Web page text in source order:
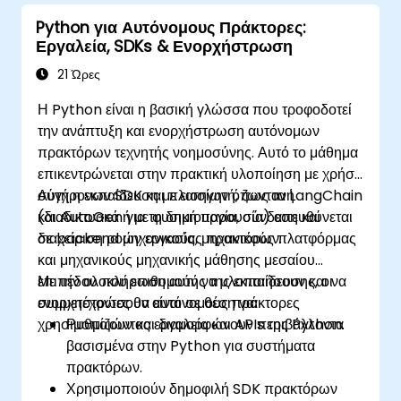
Python για Αυτόνομους Πράκτορες:
Εργαλεία, SDKs & Ενορχήστρωση
21 Ώρες
Η Python είναι η βασική γλώσσα που τροφοδοτεί
την ανάπτυξη και ενορχήστρωση αυτόνομων
πρακτόρων τεχνητής νοημοσύνης. Αυτό το μάθημα
επικεντρώνεται στην πρακτική υλοποίηση με χρήση
σύγχρονων SDK και πλαισίων όπως τα LangChain
και AutoGen για τη δημιουργία, σύνδεση και
διαχείριση ροών εργασίας πρακτόρων.
Αυτή η εκπαίδευση με εισηγητή, ζωντανή
(διαδικτυακά ή με φυσική παρουσία) απευθύνεται
σε backend μηχανικούς, μηχανικούς πλατφόρμας
και μηχανικούς μηχανικής μάθησης μεσαίου
επιπέδου που επιθυμούν να υλοποιήσουν και να
ενορχηστρώσουν αυτόνομους πράκτορες
χρησιμοποιώντας εργαλεία και APIs της Python.
Με την ολοκλήρωση αυτής της εκπαίδευσης, οι
συμμετέχοντες θα είναι σε θέση να:
Ρυθμίζουν και διαμορφώνουν περιβάλλοντα
βασισμένα στην Python για συστήματα
πρακτόρων.
Χρησιμοποιούν δημοφιλή SDK πρακτόρων